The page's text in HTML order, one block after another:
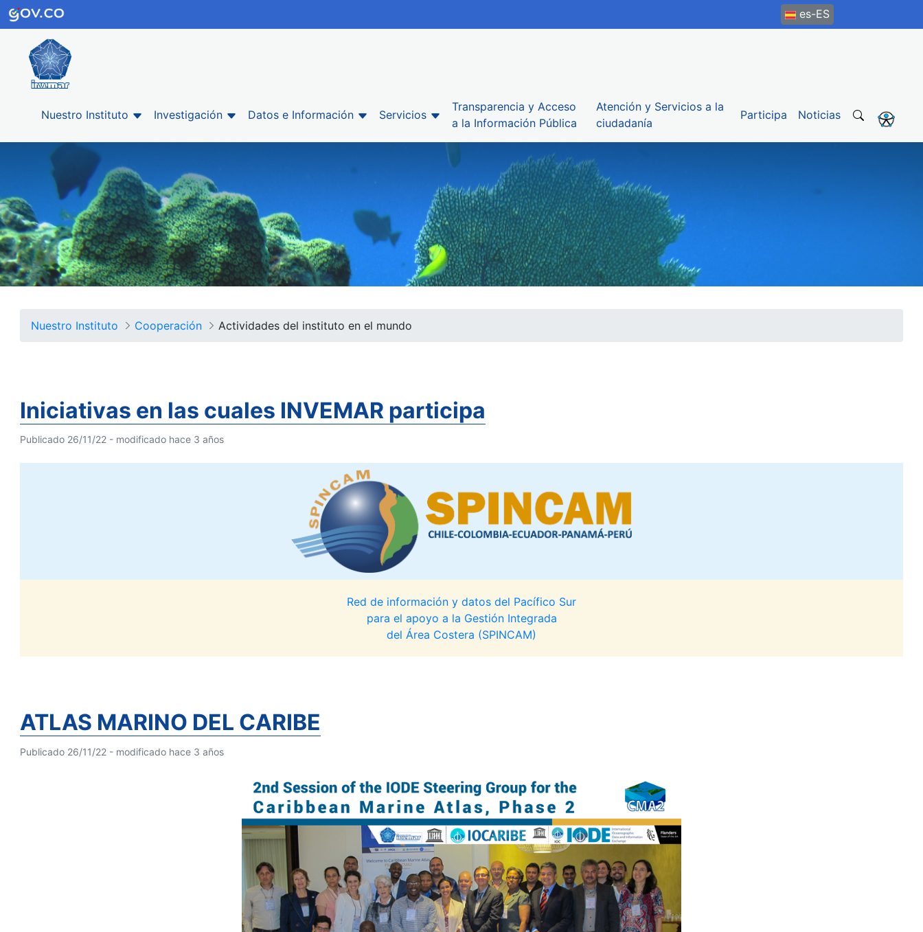
es-ES
Nuestro Instituto Investigación Datos e Información Servicios
Transparencia y Acceso
a la Información Pública
Atención y Servicios a la
ciudadanía
Participa Noticias
Nuestro Instituto Cooperación Actividades del instituto en el mundo
Iniciativas en las cuales INVEMAR participa
Publicado 26/11/22 - modificado hace 3 años
Red de información y datos del Pacífico Sur
para el apoyo a la Gestión Integrada
del Área Costera (SPINCAM)
ATLAS MARINO DEL CARIBE
Publicado 26/11/22 - modificado hace 3 años